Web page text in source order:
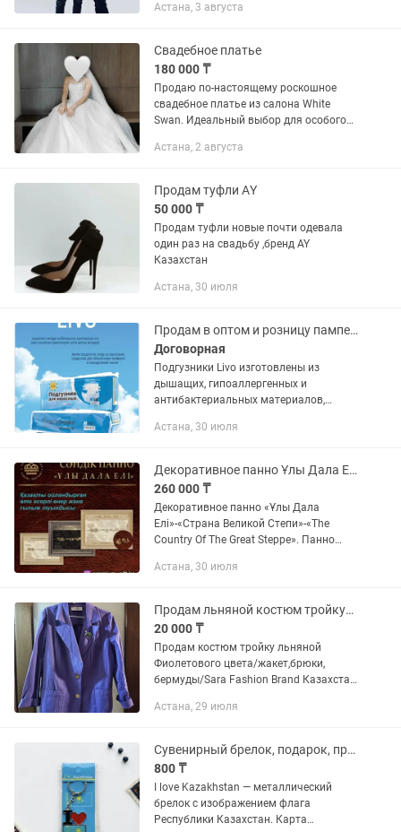
Казахстан Цена 6.000 за 1 штуку Инст
Астана, 3 августа
Свадебное платье
180 000 ₸
Продаю по-настоящему роскошное
свадебное платье из салона White
Swan. Идеальный выбор для особого
модель — в единственном экземпляре
Астана, 2 августа
Продам туфли АY
50 000 ₸
Продам туфли новые почти одевала
один раз на свадьбу ,бренд AY
Казахстан
Астана, 30 июля
Продам в оптом и розницу памперсы для взрослых
Договорная
Подгузники Livo изготовлены из
дышащих, гипоаллергенных и
антибактериальных материалов,
защиту кожи при длительном ношении.
Астана, 30 июля
Декоративное панно Ұлы Дала Елі-Страна Великой Степи
260 000 ₸
Декоративное панно «Ұлы Дала
Елі»-«Страна Великой Степи»-«The
Country Of The Great Steppe». Панно
высокохудожественное произведение,
на...
Астана, 30 июля
Продам льняной костюм тройку/жакет,брюки,бермуды/Фиолетового цвета Sara Fas
20 000 ₸
Продам костюм тройку льняной
Фиолетового цвета/жакет,брюки,
бермуды/Sara Fashion Brand Казахстан,
раз,бермудский новые.В подарок топ в
Астана, 29 июля
Сувенирный брелок, подарок, презент, гостинец, памятный предмет, карта
800 ₸
I love Kazakhstan — металлический
брелок с изображением флага
Республики Казахстан. Карта